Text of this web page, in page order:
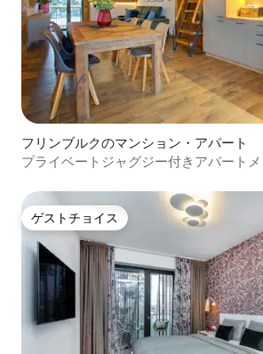
フリンブルクのマンション・アパート
プライベートジャグジー付きアパート
ゲストチョイス
ゲストチョイス